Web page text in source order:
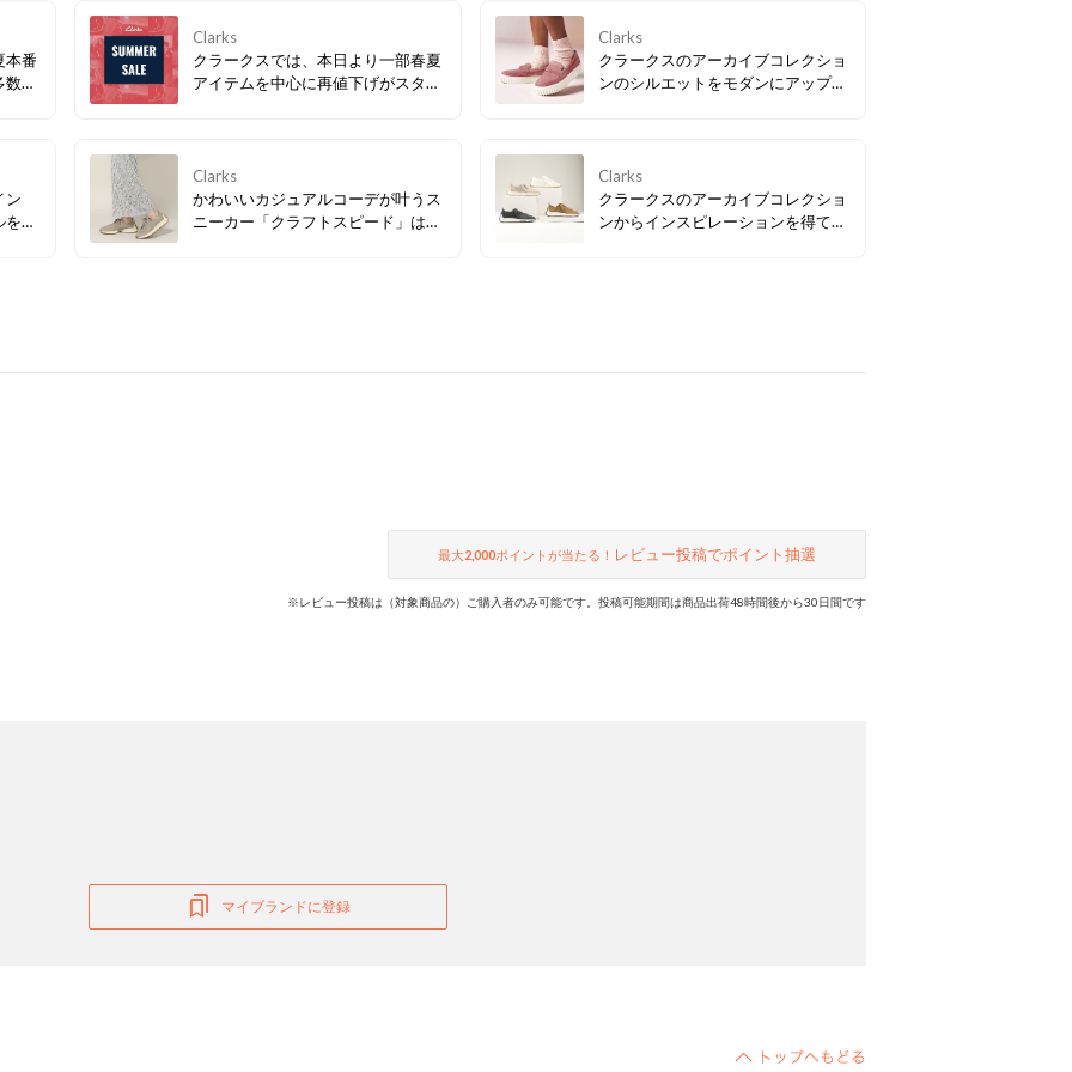
本番
、
Clarks
クラークスでは、本日より一部春夏
アイテムを中心に再値下げがスター
い。
Clarks
クラークスのアーカイブコレクショ
ンのシルエットをモダンにアップデ
りな軽量の厚底ソールで気分も
UP！
ン
組
ッ
。
Clarks
かわいいカジュアルコーデが叶うス
ニーカー「クラフトスピード」は、
Clarks
クラークスのアーカイブコレクショ
ンからインスピレーションを得て、
最大2,000ポイントが当たる！ レビュー投稿でポイント抽選
※レビュー投稿は（対象商品の）ご購入者のみ可能です。投稿可能期間は商品出荷48時間後から30日間です
マイブランドに登録